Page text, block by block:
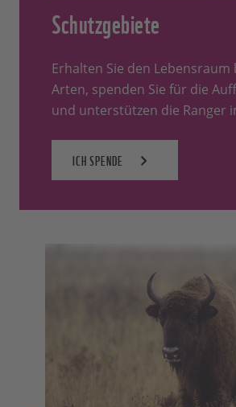
Schutzgebiete
Erhalten Sie den
Arten, spenden Sie für die
und unterstützen die Ranger
ICH SPENDE